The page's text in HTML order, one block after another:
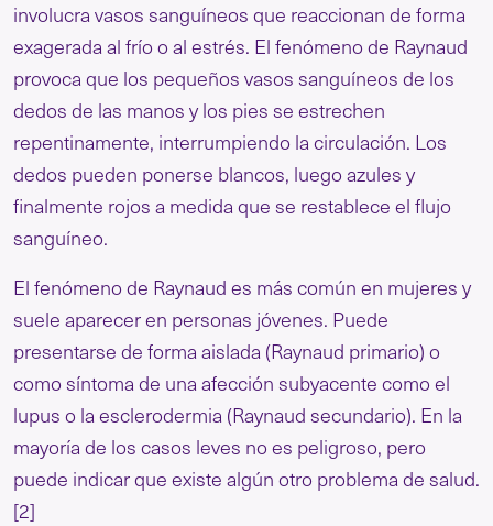
involucra vasos sanguíneos que reaccionan de forma
exagerada al frío o al estrés. El fenómeno de Raynaud
provoca que los pequeños vasos sanguíneos de los
dedos de las manos y los pies se estrechen
repentinamente, interrumpiendo la circulación. Los
dedos pueden ponerse blancos, luego azules y
finalmente rojos a medida que se restablece el flujo
sanguíneo.
El fenómeno de Raynaud es más común en mujeres y
suele aparecer en personas jóvenes. Puede
presentarse de forma aislada (Raynaud primario) o
como síntoma de una afección subyacente como el
lupus o la esclerodermia (Raynaud secundario). En la
mayoría de los casos leves no es peligroso, pero
puede indicar que existe algún otro problema de salud.
[2]